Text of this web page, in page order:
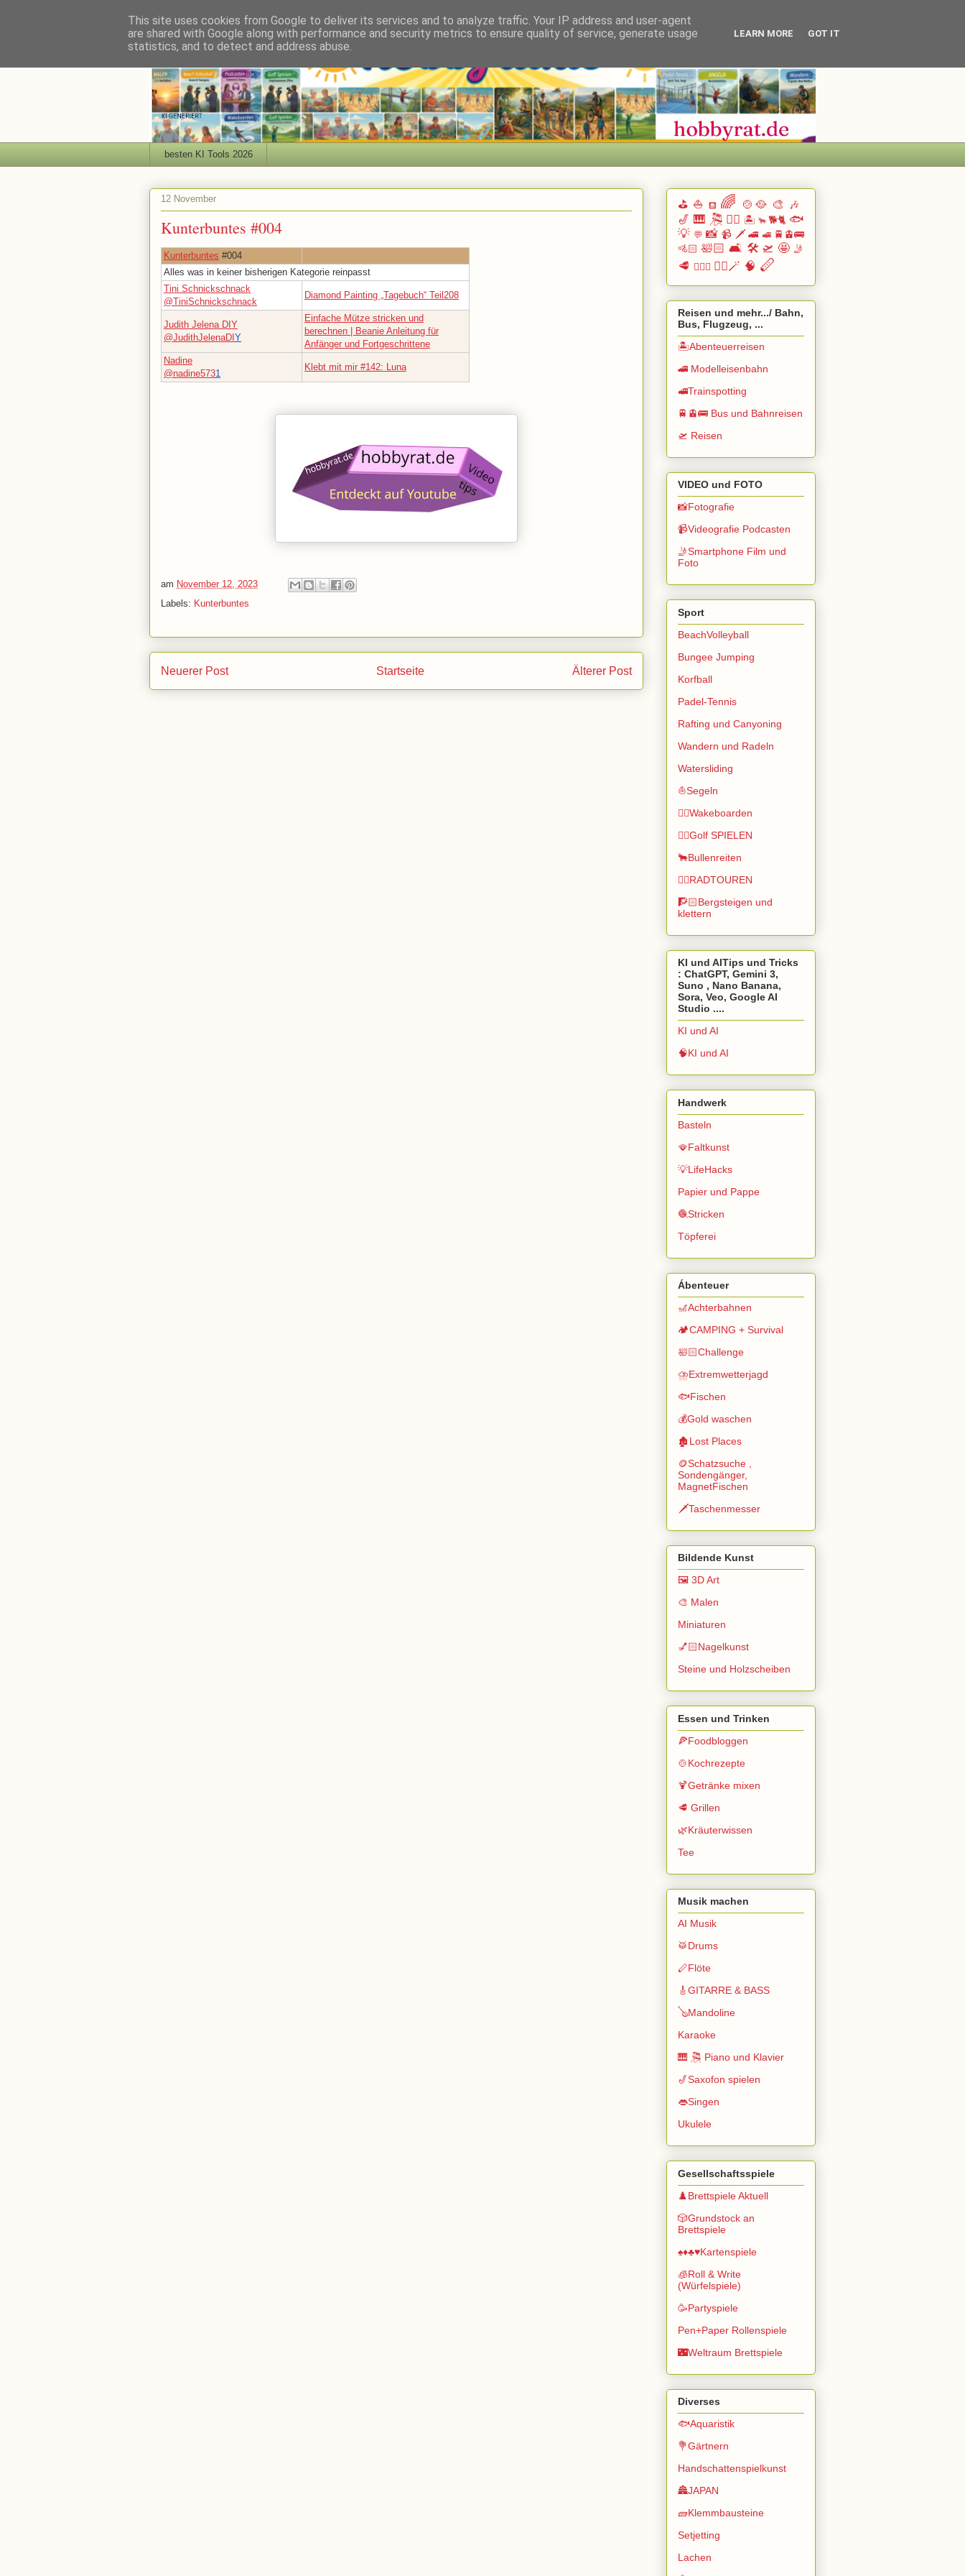
besten KI Tools 2026
12 November
Kunterbuntes #004
Kunterbuntes #004
Alles was in keiner bisherigen Kategorie reinpasst
Tini Schnickschnack
@TiniSchnickschnack
Diamond Painting „Tagebuch“ Teil208
Judith Jelena DIY
@JudithJelenaDIY
Einfache Mütze stricken und
berechnen | Beanie Anleitung für
Anfänger und Fortgeschrittene
Nadine
@nadine5731
Klebt mit mir #142: Luna
am November 12, 2023
Labels: Kunterbuntes
Neuerer Post Älterer Post
Startseite
⛳ ⛵ ⛾ 🌈 🍲🥘 🎨 🎶
🎷 🎹 🎘 🏄🏽 🏝️ 🐂 🐕🐈 🐟
💡 💬 📸 📹 🗡️ 🚄 🚅 🚆🚊🚌
🚵🏻 🛀🏻 🛋️ 🛠️ 🛫 🤩 🤳
🥩 🧗🏻‍♀️ 🧙‍♂️🪄 🧠 🪈
Reisen und mehr.../ Bahn,
Bus, Flugzeug, ...
🏝️Abenteuerreisen
🚄 Modelleisenbahn
🚅Trainspotting
🚆🚊🚌 Bus und Bahnreisen
🛫 Reisen
VIDEO und FOTO
📸Fotografie
📹Videografie Podcasten
🤳Smartphone Film und
Foto
Sport
BeachVolleyball
Bungee Jumping
Korfball
Padel-Tennis
Rafting und Canyoning
Wandern und Radeln
Watersliding
⛵Segeln
🏄🏽Wakeboarden
🏌️‍♂️Golf SPIELEN
🐂Bullenreiten
🚴‍♂️RADTOUREN
🧗🏻Bergsteigen und
klettern
KI und AITips und Tricks
: ChatGPT, Gemini 3,
Suno , Nano Banana,
Sora, Veo, Google AI
Studio ....
KI und AI
🧠KI und AI
Handwerk
Basteln
🪭Faltkunst
💡LifeHacks
Papier und Pappe
🧶Stricken
Töpferei
Ábenteuer
🎢Achterbahnen
🏕️CAMPING + Survival
🛀🏻Challenge
⛈️Extremwetterjagd
🐟Fischen
💰Gold waschen
🏚️Lost Places
🪙Schatzsuche ,
Sondengänger,
MagnetFischen
🗡️Taschenmesser
Bildende Kunst
🖼️ 3D Art
🎨 Malen
Miniaturen
💅🏻Nagelkunst
Steine und Holzscheiben
Essen und Trinken
🍕Foodbloggen
🍲Kochrezepte
🍹Getränke mixen
🥩 Grillen
🌿Kräuterwissen
Tee
Musik machen
AI Musik
🥁Drums
🪈Flöte
🎸GITARRE & BASS
🪕Mandoline
Karaoke
🎹 🎘 Piano und Klavier
🎷Saxofon spielen
👄Singen
Ukulele
Gesellschaftsspiele
♟️Brettspiele Aktuell
🎲Grundstock an
Brettspiele
♠️♦️♣️♥️Kartenspiele
🧊Roll & Write
(Würfelspiele)
🥳Partyspiele
Pen+Paper Rollenspiele
🌃Weltraum Brettspiele
Diverses
🐟Aquaristik
💐Gärtnern
Handschattenspielkunst
🏯JAPAN
🧱Klemmbausteine
Setjetting
Lachen
This site uses cookies from Google to deliver its services and to analyze traffic. Your IP address and user-agent
are shared with Google along with performance and security metrics to ensure quality of service, generate usage
statistics, and to detect and address abuse.
LEARN MORE GOT IT